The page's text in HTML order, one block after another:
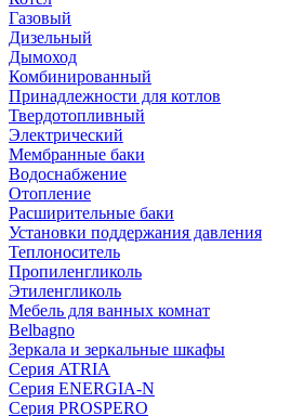
Газовый
Дизельный
Дымоход
Комбинированный
Принадлежности для котлов
Твердотопливный
Электрический
Мембранные баки
Водоснабжение
Отопление
Расширительные баки
Установки поддержания давления
Теплоноситель
Пропиленгликоль
Этиленгликоль
Мебель для ванных комнат
Belbagno
Зеркала и зеркальные шкафы
Серия ATRIA
Серия ENERGIA-N
Серия PROSPERO